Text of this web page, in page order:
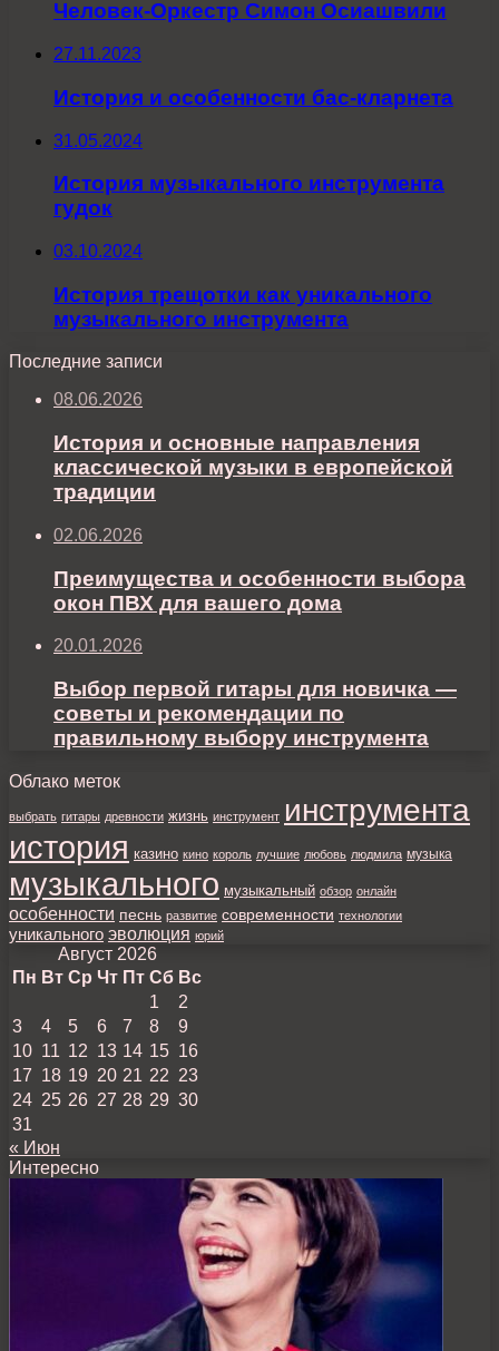
Человек-Оркестр Симон Осиашвили
27.11.2023
История и особенности бас-кларнета
31.05.2024
История музыкального инструмента
гудок
03.10.2024
История трещотки как уникального
музыкального инструмента
Последние записи
08.06.2026
История и основные направления
классической музыки в европейской
традиции
02.06.2026
Преимущества и особенности выбора
окон ПВХ для вашего дома
20.01.2026
Выбор первой гитары для новичка —
советы и рекомендации по
правильному выбору инструмента
Облако меток
выбрать гитары древности жизнь инструмент инструмента
история казино кино король лучшие любовь людмила музыка
музыкального музыкальный обзор онлайн
особенности песнь развитие современности технологии
уникального эволюция юрий
Август 2026
Пн Вт Ср Чт Пт Сб Вс
1
2
3
4 5 6 7 8
9
10 11 12 13 14 15 16
17 18 19 20 21 22 23
24 25 26 27 28 29 30
31
« Июн
Интересно